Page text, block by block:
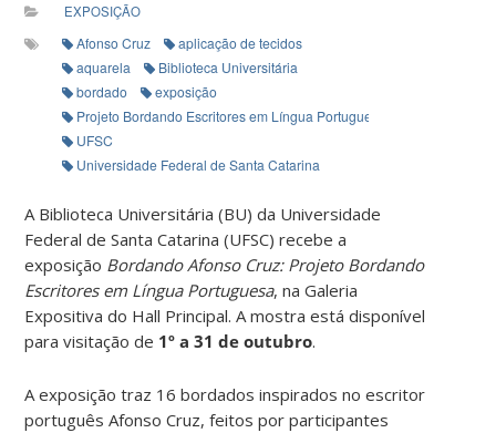
EXPOSIÇÃO
Afonso Cruz
aplicação de tecidos
aquarela
Biblioteca Universitária
bordado
exposição
Projeto Bordando Escritores em Língua Portuguesa
UFSC
Universidade Federal de Santa Catarina
A Biblioteca Universitária (BU) da Universidade
Federal de Santa Catarina (UFSC) recebe a
exposição Bordando Afonso Cruz: Projeto Bordando
Escritores em Língua Portuguesa, na Galeria
Expositiva do Hall Principal. A mostra está disponível
para visitação de 1º a 31 de outubro.
A exposição traz 16 bordados inspirados no escritor
português Afonso Cruz, feitos por participantes